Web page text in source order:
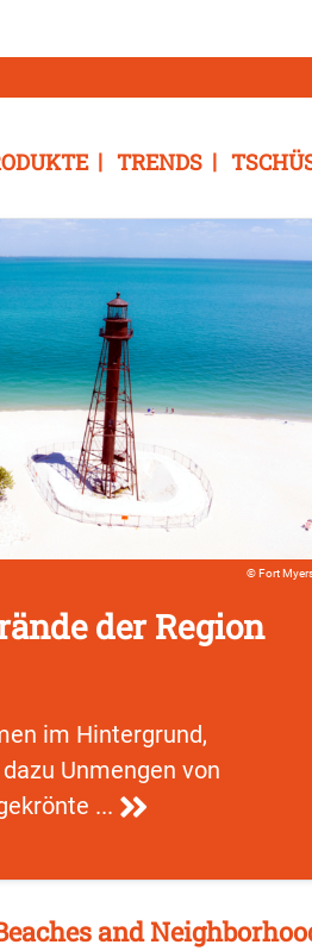
TRENDS
Fort
der Region
im Hintergrund,
Unmengen von
...
and